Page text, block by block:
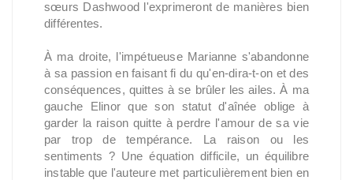
sœurs Dashwood l'exprimeront de manières bien
différentes.
À ma droite, l'impétueuse Marianne s'abandonne
à sa passion en faisant fi du qu'en-dira-t-on et des
conséquences, quittes à se brûler les ailes. À ma
gauche Elinor que son statut d'aînée oblige à
garder la raison quitte à perdre l'amour de sa vie
par trop de tempérance. La raison ou les
sentiments ? Une équation difficile, un équilibre
instable que l'auteure met particulièrement bien en